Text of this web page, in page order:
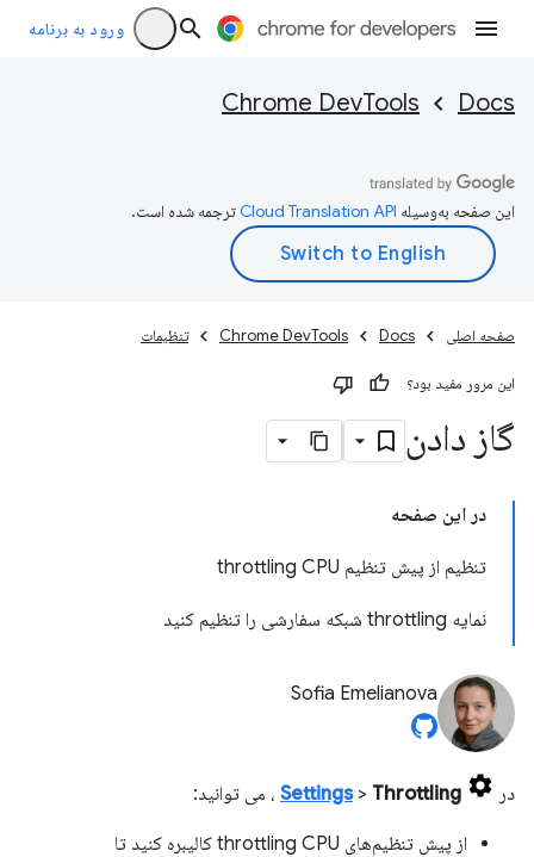
ورود به برنامه
Docs
Chrome DevTools
این صفحه به‌وسیله ترجمه شده است.
صفحه اصلی Docs
Chrome DevTools تنظیمات
این مرور مفید بود؟
گاز دادن
در این صفحه
تنظیم از پیش تنظیم throttling CPU
نمایه throttling شبکه سفارشی را تنظیم کنید
Sofia Emelianova
در Settings> Throttling ، می توانید:
از پیش تنظیم‌های throttling CPU کالیبره کنید تا